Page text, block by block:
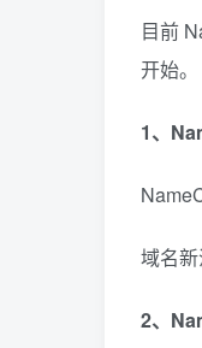
目前
开始。
1、
域名
2、